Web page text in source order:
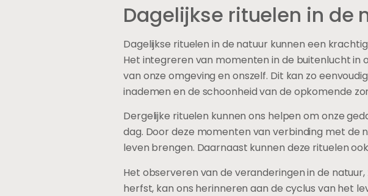
Dagelijkse rituelen in de
Dagelijkse rituelen in de natuur kunnen een
Het integreren van momenten in de buitenlucht in
van onze omgeving en onszelf. Dit kan zo
inademen en de schoonheid van de opkomende
Dergelijke rituelen kunnen ons helpen om onze
dag. Door deze momenten van verbinding met de
leven brengen. Daarnaast kunnen deze rituelen
Het observeren van de veranderingen in de
herfst, kan ons herinneren aan de cyclus van het